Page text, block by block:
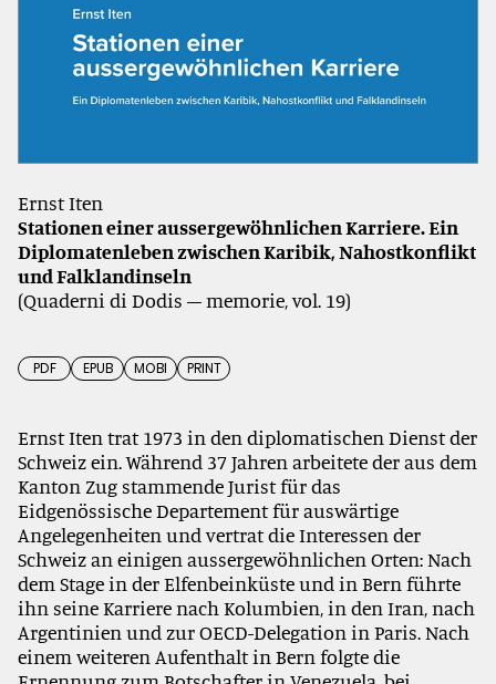
Ernst Iten
Stationen einer aussergewöhnlichen Karriere.Ein
Diplomatenleben zwischen Karibik, Nahostkonflikt
und Falklandinseln
(Quaderni di Dodis – memorie, vol. 19)
PDF EPUB MOBI PRINT
Ernst Iten trat 1973 in den diplomatischen Dienst der
Schweiz ein. Während 37 Jahren arbeitete der aus dem
Kanton Zug stammende Jurist für das
Eidgenössische Departement für auswärtige
Angelegenheiten und vertrat die Interessen der
Schweiz an einigen aussergewöhnlichen Orten: Nach
dem Stage in der Elfenbeinküste und in Bern führte
ihn seine Karriere nach Kolumbien, in den Iran, nach
Argentinien und zur OECD-Delegation in Paris. Nach
einem weiteren Aufenthalt in Bern folgte die